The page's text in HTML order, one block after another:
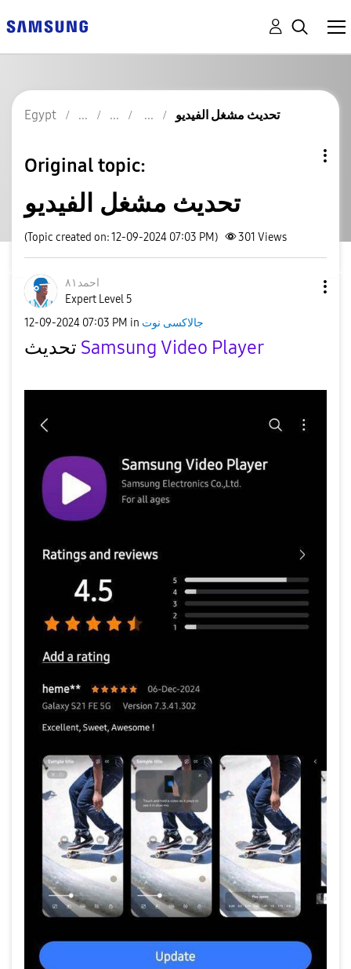
Egypt تحديث مشغل الفيديو
Original topic:
تحديث مشغل الفيديو
(Topic created on: 12-09-2024 07:03 PM) 301 Views
احمد٨١
Expert Level 5
‎12-09-2024 07:03 PM in جالاكسى نوت
Samsung Video Player